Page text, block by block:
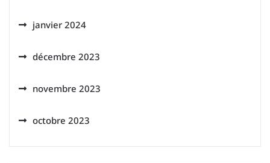
janvier 2024
décembre 2023
novembre 2023
octobre 2023